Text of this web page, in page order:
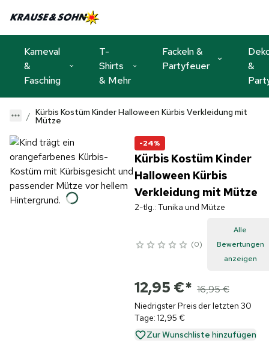
Karneval
&
Fasching
T-
Shirts
& Mehr
Fackeln &
Partyfeuer
&
Kürbis Kostüm Kinder Halloween Kürbis Verkleidung mit
Mütze
-24%
Kürbis Kostüm Kinder
Halloween Kürbis
Verkleidung mit Mütze
2-tlg.: Tunika und Mütze
0
Alle
Bewertungen
anzeigen
12,95 €* 16,95 €
Niedrigster Preis der letzten 30
Tage: 12,95 €
Zur Wunschliste hinzufügen